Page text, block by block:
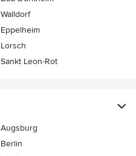
Walldorf
Eppelheim
Lorsch
Sankt Leon-Rot
Augsburg
Berlin